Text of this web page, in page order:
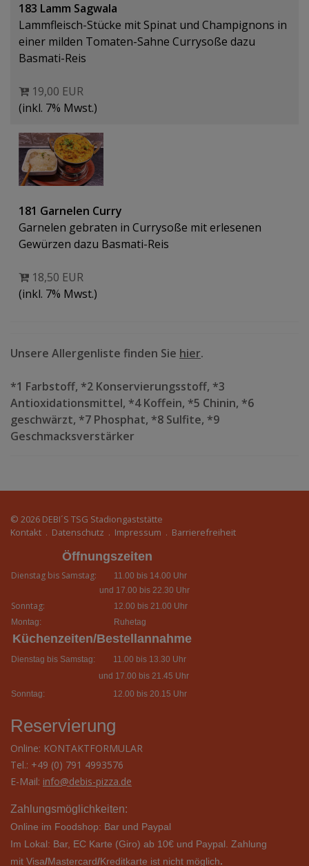
183 Lamm Sagwala
Lammfleisch-Stücke mit Spinat und Champignons in
einer milden Tomaten-Sahne Currysoße dazu
Basmati-Reis
19,00 EUR
(inkl. 7% Mwst.)
181 Garnelen Curry
Garnelen gebraten in Currysoße mit erlesenen
Gewürzen dazu Basmati-Reis
18,50 EUR
(inkl. 7% Mwst.)
Unsere Allergenliste finden Sie hier.
*1 Farbstoff, *2 Konservierungsstoff, *3
Antioxidationsmittel, *4 Koffein, *5 Chinin, *6
geschwärzt, *7 Phosphat, *8 Sulfite, *9
Geschmacksverstärker
© 2026 DEBI´S TSG Stadiongaststätte
Kontakt . Datenschutz . Impressum . Barrierefreiheit
Öffnungszeiten
Dienstag bis Samstag:
11.00 bis 14.00 Uhr
und 17.00 bis 22.30 Uhr
Sonntag:
12.00 bis 21.00 Uhr
Montag:
Ruhetag
Küchenzeiten/Bestellannahme
Dienstag bis Samstag:
11.00 bis 13.30 Uhr
und 17.00 bis 21.45 Uhr
Sonntag:
12.00 bis 20.15 Uhr
Reservierung
Online: KONTAKTFORMULAR
Tel.: +49 (0) 791 4993576
E-Mail: info@debis-pizza.de
Zahlungsmöglichkeiten:
Online im Foodshop: Bar und Paypal
Im Lokal: Bar, EC Karte (Giro) ab 10€ und Paypal. Zahlung
mit Visa/Mastercard/Kreditkarte ist nicht möglich.